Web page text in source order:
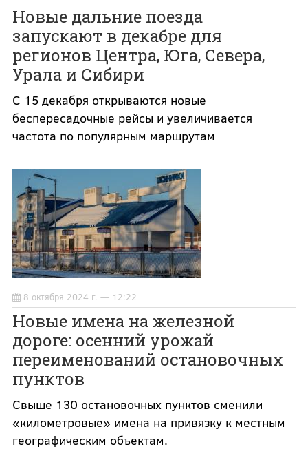
Новые дальние поезда
запускают в декабре для
регионов Центра, Юга, Севера,
Урала и Сибири
С 15 декабря открываются новые
беспересадочные рейсы и увеличивается
частота по популярным маршрутам
8 октября 2024 г. — 12:22
Новые имена на железной
дороге: осенний урожай
переименований остановочных
пунктов
Свыше 130 остановочных пунктов сменили
«километровые» имена на привязку к местным
географическим объектам.